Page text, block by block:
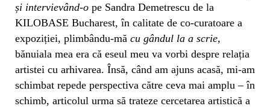
și intervievând-o pe Sandra Demetrescu de la
KILOBASE Bucharest, în calitate de co-curatoare a
expoziției, plimbându-mă cu gândul la a scrie,
bănuiala mea era că eseul meu va vorbi despre relația
artistei cu arhivarea. Însă, când am ajuns acasă, mi-am
schimbat repede perspectiva către ceva mai amplu – în
schimb, articolul urma să trateze cercetarea artistică a